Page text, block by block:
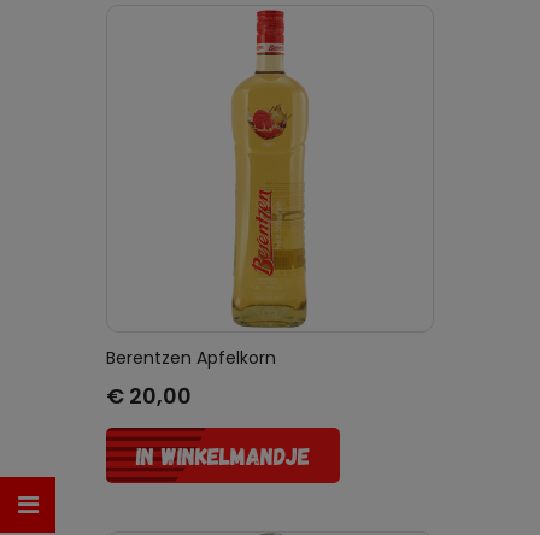
Berentzen Apfelkorn
Prijs
€ 20,00
IN WINKELMANDJE